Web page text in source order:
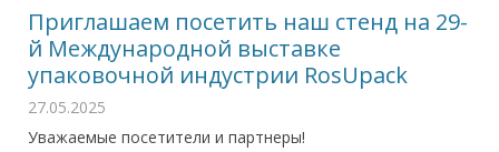
Приглашаем посетить наш стенд на 29-
й Международной выставке
упаковочной индустрии RosUpack
27.05.2025
Уважаемые посетители и партнеры!